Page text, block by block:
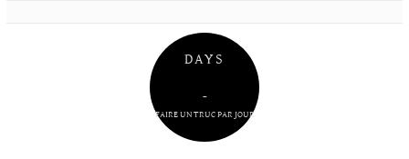
DAYS
–
FAIRE UN TRUC PAR JOUR